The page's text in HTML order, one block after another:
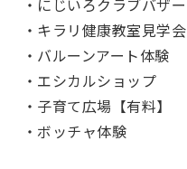
・にじいろクラブバザー
・キラリ健康教室見学会
・バルーンアート体験
・エシカルショップ
・子育て広場【有料】
・ボッチャ体験